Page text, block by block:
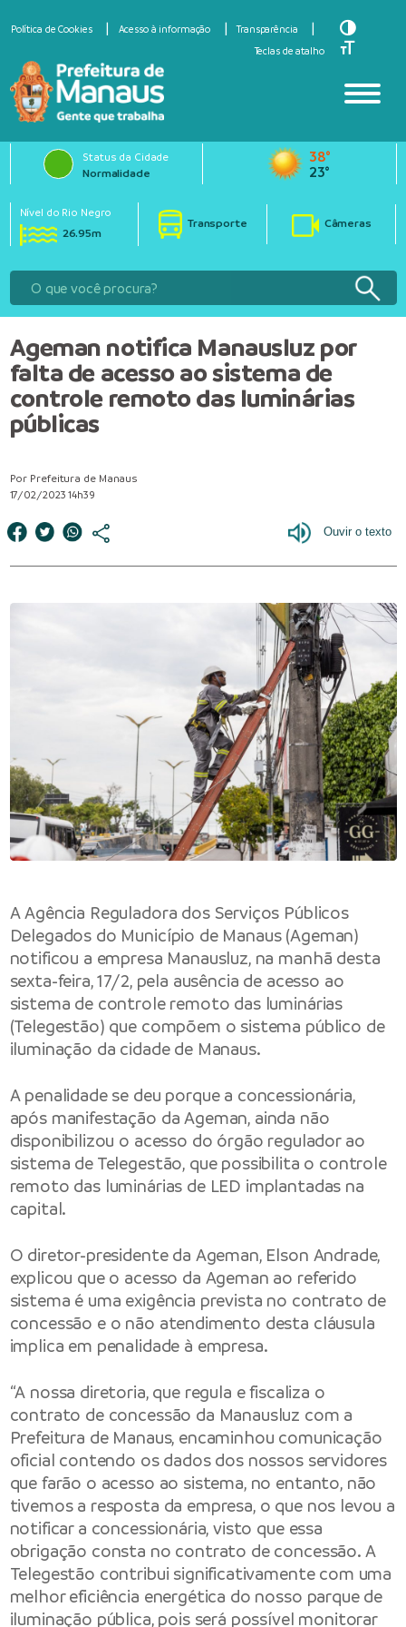
Política de Cookies Acesso à informação
Transparência
Teclas de atalho
Toggle
Toggle
Status da Cidade
Normalidade
38°
23°
Nível do Rio Negro
26.95m
Transporte Câmeras
Ageman notifica Manausluz por
falta de acesso ao sistema de
controle remoto das luminárias
públicas
Por Prefeitura de Manaus
17/02/2023 14h39
A Agência Reguladora dos Serviços Públicos
Delegados do Município de Manaus (Ageman)
notificou a empresa Manausluz, na manhã desta
sexta-feira, 17/2, pela ausência de acesso ao
sistema de controle remoto das luminárias
(Telegestão) que compõem o sistema público de
iluminação da cidade de Manaus.
A penalidade se deu porque a concessionária,
após manifestação da Ageman, ainda não
disponibilizou o acesso do órgão regulador ao
sistema de Telegestão, que possibilita o controle
remoto das luminárias de LED implantadas na
capital.
O diretor-presidente da Ageman, Elson Andrade,
explicou que o acesso da Ageman ao referido
sistema é uma exigência prevista no contrato de
concessão e o não atendimento desta cláusula
implica em penalidade à empresa.
“A nossa diretoria, que regula e fiscaliza o
contrato de concessão da Manausluz com a
Prefeitura de Manaus, encaminhou comunicação
oficial contendo os dados dos nossos servidores
que farão o acesso ao sistema, no entanto, não
tivemos a resposta da empresa, o que nos levou a
notificar a concessionária, visto que essa
obrigação consta no contrato de concessão. A
Telegestão contribui significativamente com uma
melhor eficiência energética do nosso parque de
iluminação pública, pois será possível monitorar